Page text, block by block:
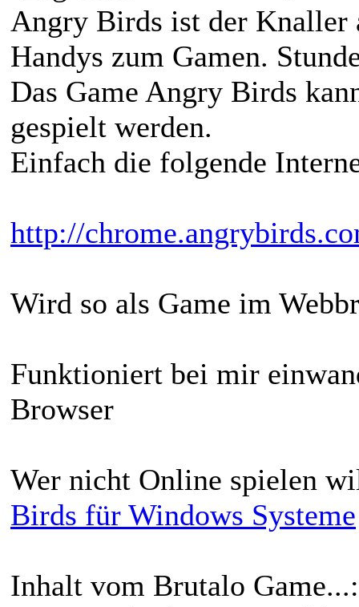
Angry Birds ist der Knaller
Handys zum Gamen.
Das Game Angry Birds
gespielt werden.
Einfach die folgende
http://
Wird so als Game im
Funktioniert bei mir
Browser
Wer nicht Online spielen
Birds für Windows Systeme
Inhalt vom Brutalo